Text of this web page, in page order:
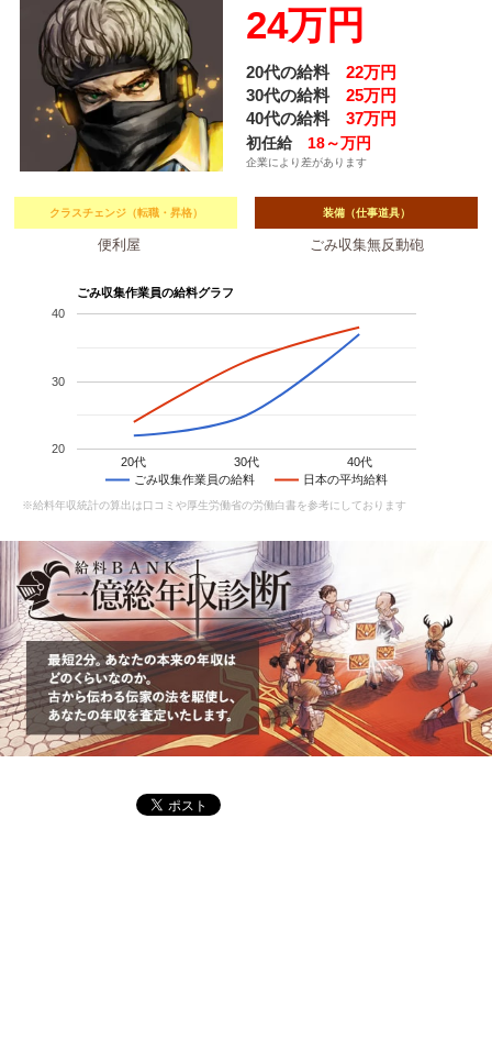
24万円
20代の給料 22万円
30代の給料 25万円
40代の給料 37万円
初任給 18～万円
企業により差があります
クラスチェンジ（転職・昇格）
便利屋
装備（仕事道具）
ごみ収集無反動砲
ごみ収集作業員の給料グラフ
ごみ収集作業員の給料 日本の平均給料
20代 30代 40代
20
30
40
※給料年収統計の算出は口コミや厚生労働省の労働白書を参考にしております